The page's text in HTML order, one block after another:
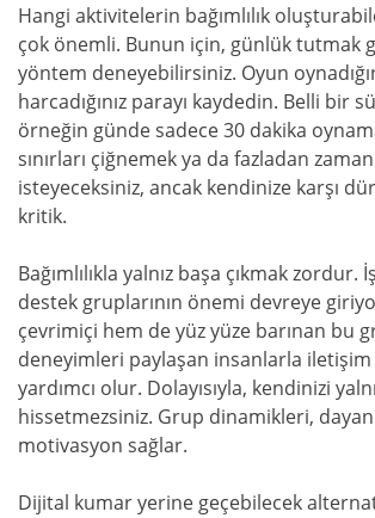
Hangi aktivitelerin bağımlılık
çok önemli. Bunun için, günlük tutmak
yöntem deneyebilirsiniz. Oyun
harcadığınız parayı kaydedin. Belli bir
örneğin günde sadece 30 dakika
sınırları çiğnemek ya da fazladan
isteyeceksiniz, ancak kendinize karşı
kritik.
Bağımlılıkla yalnız başa çıkmak zordur.
destek gruplarının önemi devreye
çevrimiçi hem de yüz yüze barınan bu
deneyimleri paylaşan insanlarla iletişim
yardımcı olur. Dolayısıyla, kendinizi
hissetmezsiniz. Grup dinamikleri,
motivasyon sağlar.
Dijital kumar yerine geçebilecek